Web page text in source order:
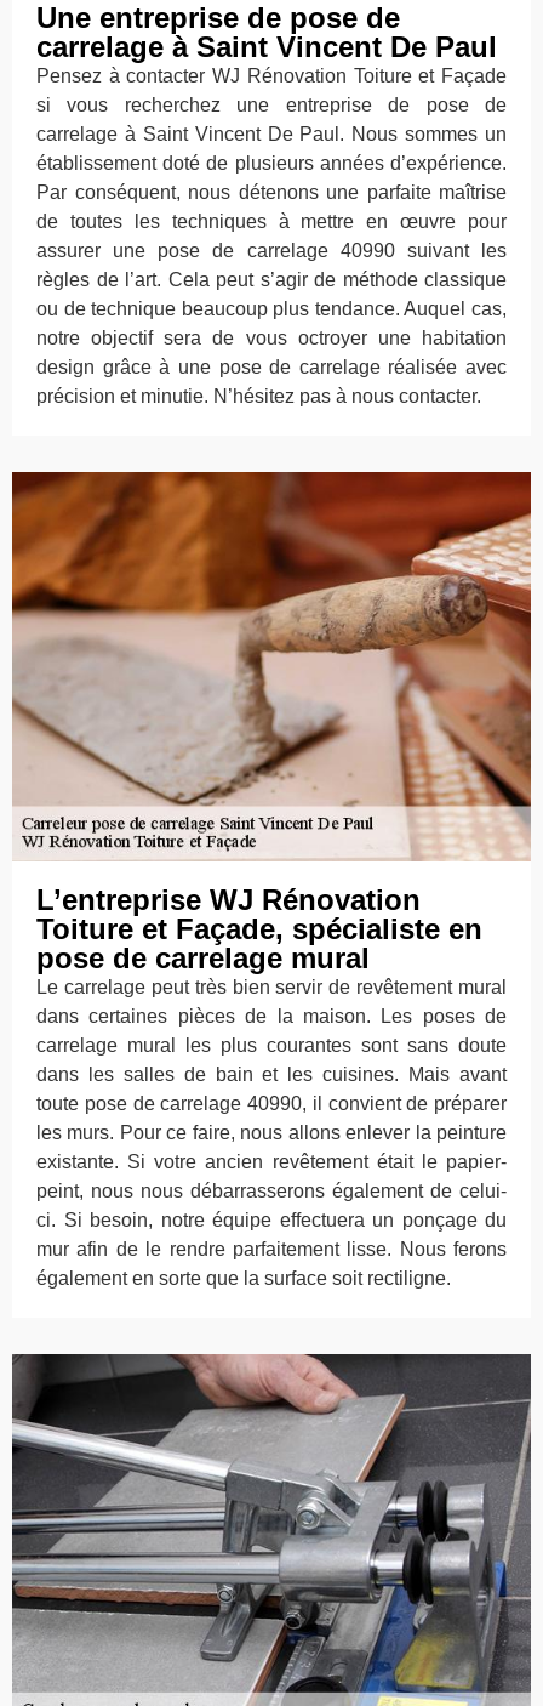
Une entreprise de pose de
carrelage à Saint Vincent De Paul
Pensez à contacter WJ Rénovation Toiture et Façade
si vous recherchez une entreprise de pose de
carrelage à Saint Vincent De Paul. Nous sommes un
établissement doté de plusieurs années d’expérience.
Par conséquent, nous détenons une parfaite maîtrise
de toutes les techniques à mettre en œuvre pour
assurer une pose de carrelage 40990 suivant les
règles de l’art. Cela peut s’agir de méthode classique
ou de technique beaucoup plus tendance. Auquel cas,
notre objectif sera de vous octroyer une habitation
design grâce à une pose de carrelage réalisée avec
précision et minutie. N’hésitez pas à nous contacter.
L’entreprise WJ Rénovation
Toiture et Façade, spécialiste en
pose de carrelage mural
Le carrelage peut très bien servir de revêtement mural
dans certaines pièces de la maison. Les poses de
carrelage mural les plus courantes sont sans doute
dans les salles de bain et les cuisines. Mais avant
toute pose de carrelage 40990, il convient de préparer
les murs. Pour ce faire, nous allons enlever la peinture
existante. Si votre ancien revêtement était le papier-
peint, nous nous débarrasserons également de celui-
ci. Si besoin, notre équipe effectuera un ponçage du
mur afin de le rendre parfaitement lisse. Nous ferons
également en sorte que la surface soit rectiligne.